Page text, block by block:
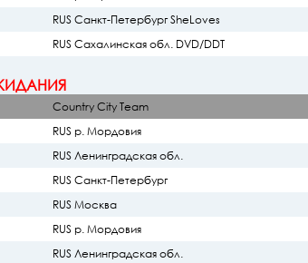
RUS Санкт-Петербург SheLoves
RUS Сахалинская обл. DVD/DDT
Country City Team
RUS р. Мордовия
RUS Ленинградская обл.
RUS Санкт-Петербург
RUS Москва
RUS р. Мордовия
RUS Ленинградская обл.